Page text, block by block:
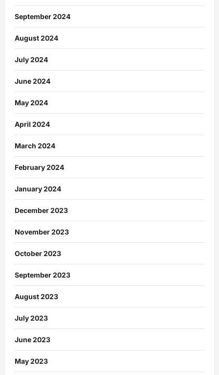
September 2024
August 2024
July 2024
June 2024
May 2024
April 2024
March 2024
February 2024
January 2024
December 2023
November 2023
October 2023
September 2023
August 2023
July 2023
June 2023
May 2023